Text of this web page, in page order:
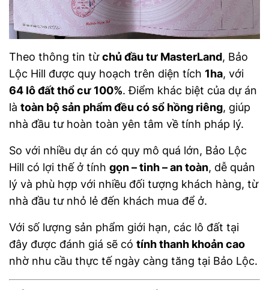
Theo thông tin từchủ đầu tư MasterLand, Bảo
Lộc Hill được quy hoạch trên diện tích 1ha, với
64 lô đất thổ cư 100%. Điểm khác biệt của dự án
là toàn bộ sản phẩm đều có sổ hồng riêng, giúp
nhà đầu tư hoàn toàn yên tâm về tính pháp lý.
So với nhiều dự án có quy mô quá lớn, Bảo Lộc
Hill có lợi thế ở tính gọn – tinh – an toàn, dễ quản
lý và phù hợp với nhiều đối tượng khách hàng, từ
nhà đầu tư nhỏ lẻ đến khách mua để ở.
Với số lượng sản phẩm giới hạn, các lô đất tại
đây được đánh giá sẽ có tính thanh khoản cao
nhờ nhu cầu thực tế ngày càng tăng tại Bảo Lộc.